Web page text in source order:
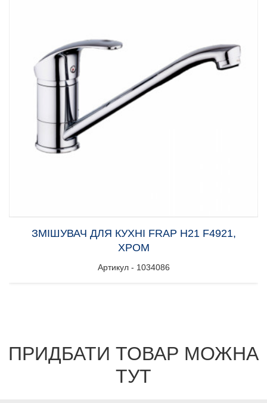
ЗМІШУВАЧ ДЛЯ КУХНІ FRAP H21 F4921,
ХРОМ
Артикул - 1034086
ПРИДБАТИ ТОВАР МОЖНА
ТУТ